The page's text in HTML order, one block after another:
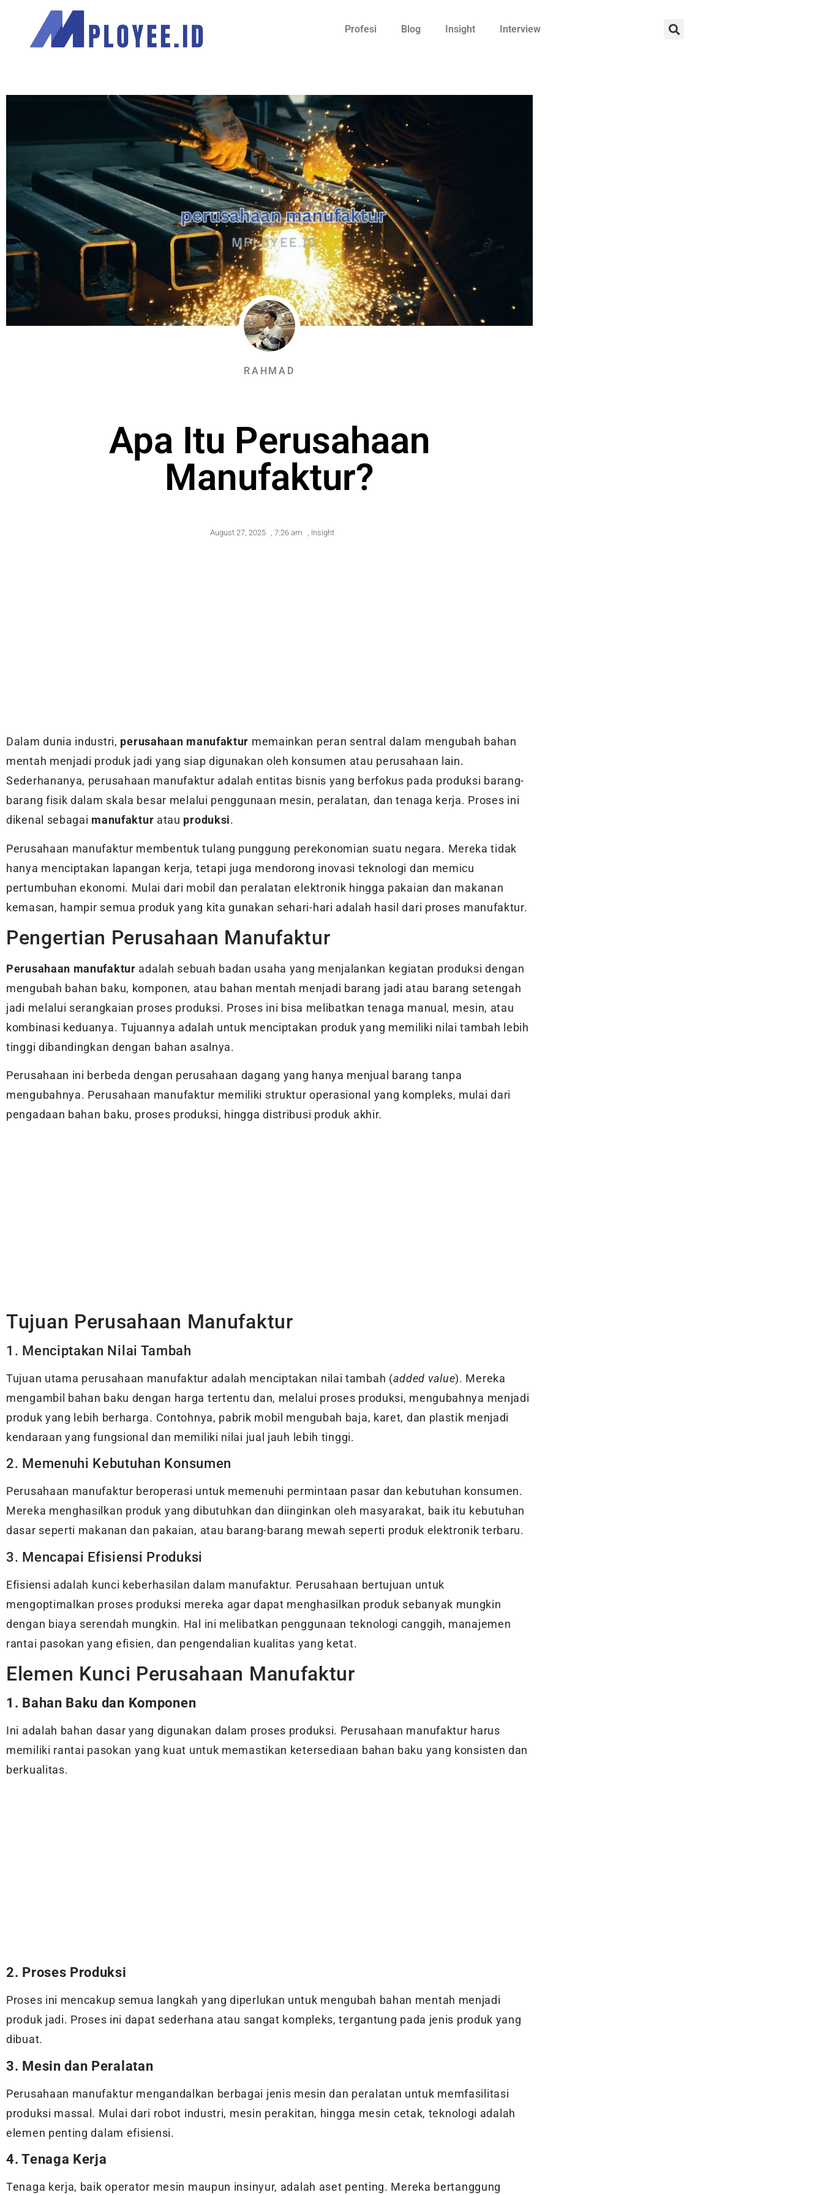
Profesi Blog Insight Interview
RAHMAD
Apa Itu Perusahaan
Manufaktur?
August 27, 2025 , 7:26 am , Insight
Dalam dunia industri, perusahaan manufaktur memainkan peran sentral dalam mengubah bahan
mentah menjadi produk jadi yang siap digunakan oleh konsumen atau perusahaan lain.
Sederhananya, perusahaan manufaktur adalah entitas bisnis yang berfokus pada produksi barang-
barang fisik dalam skala besar melalui penggunaan mesin, peralatan, dan tenaga kerja. Proses ini
dikenal sebagai manufaktur atau produksi.
Perusahaan manufaktur membentuk tulang punggung perekonomian suatu negara. Mereka tidak
hanya menciptakan lapangan kerja, tetapi juga mendorong inovasi teknologi dan memicu
pertumbuhan ekonomi. Mulai dari mobil dan peralatan elektronik hingga pakaian dan makanan
kemasan, hampir semua produk yang kita gunakan sehari-hari adalah hasil dari proses manufaktur.
Pengertian Perusahaan Manufaktur
Perusahaan manufaktur adalah sebuah badan usaha yang menjalankan kegiatan produksi dengan
mengubah bahan baku, komponen, atau bahan mentah menjadi barang jadi atau barang setengah
jadi melalui serangkaian proses produksi. Proses ini bisa melibatkan tenaga manual, mesin, atau
kombinasi keduanya. Tujuannya adalah untuk menciptakan produk yang memiliki nilai tambah lebih
tinggi dibandingkan dengan bahan asalnya.
Perusahaan ini berbeda dengan perusahaan dagang yang hanya menjual barang tanpa
mengubahnya. Perusahaan manufaktur memiliki struktur operasional yang kompleks, mulai dari
pengadaan bahan baku, proses produksi, hingga distribusi produk akhir.
Tujuan Perusahaan Manufaktur
1. Menciptakan Nilai Tambah
Tujuan utama perusahaan manufaktur adalah menciptakan nilai tambah (added value). Mereka
mengambil bahan baku dengan harga tertentu dan, melalui proses produksi, mengubahnya menjadi
produk yang lebih berharga. Contohnya, pabrik mobil mengubah baja, karet, dan plastik menjadi
kendaraan yang fungsional dan memiliki nilai jual jauh lebih tinggi.
2. Memenuhi Kebutuhan Konsumen
Perusahaan manufaktur beroperasi untuk memenuhi permintaan pasar dan kebutuhan konsumen.
Mereka menghasilkan produk yang dibutuhkan dan diinginkan oleh masyarakat, baik itu kebutuhan
dasar seperti makanan dan pakaian, atau barang-barang mewah seperti produk elektronik terbaru.
3. Mencapai Efisiensi Produksi
Efisiensi adalah kunci keberhasilan dalam manufaktur. Perusahaan bertujuan untuk
mengoptimalkan proses produksi mereka agar dapat menghasilkan produk sebanyak mungkin
dengan biaya serendah mungkin. Hal ini melibatkan penggunaan teknologi canggih, manajemen
rantai pasokan yang efisien, dan pengendalian kualitas yang ketat.
Elemen Kunci Perusahaan Manufaktur
1. Bahan Baku dan Komponen
Ini adalah bahan dasar yang digunakan dalam proses produksi. Perusahaan manufaktur harus
memiliki rantai pasokan yang kuat untuk memastikan ketersediaan bahan baku yang konsisten dan
berkualitas.
2. Proses Produksi
Proses ini mencakup semua langkah yang diperlukan untuk mengubah bahan mentah menjadi
produk jadi. Proses ini dapat sederhana atau sangat kompleks, tergantung pada jenis produk yang
dibuat.
3. Mesin dan Peralatan
Perusahaan manufaktur mengandalkan berbagai jenis mesin dan peralatan untuk memfasilitasi
produksi massal. Mulai dari robot industri, mesin perakitan, hingga mesin cetak, teknologi adalah
elemen penting dalam efisiensi.
4. Tenaga Kerja
Tenaga kerja, baik operator mesin maupun insinyur, adalah aset penting. Mereka bertanggung